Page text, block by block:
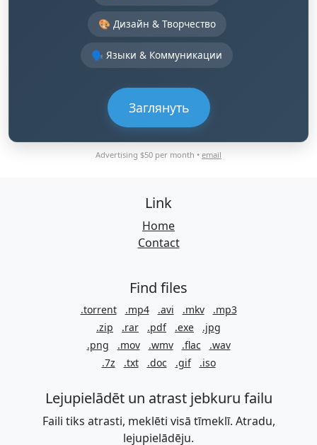
🎨 Дизайн & Творчество
🗣️ Языки & Коммуникации
Заглянуть
Advertising $50 per month • email
Link
Home
Contact
Find files
.torrent .mp4 .avi .mkv
.mp3
.zip
.rar .pdf .exe
.jpg
.png
.mov .wmv .flac
.wav
.7z
.txt .doc .gif .iso
Lejupielādēt un atrast jebkuru failu
Faili tiks atrasti, meklēti visā tīmeklī. Atradu,
lejupielādēju.